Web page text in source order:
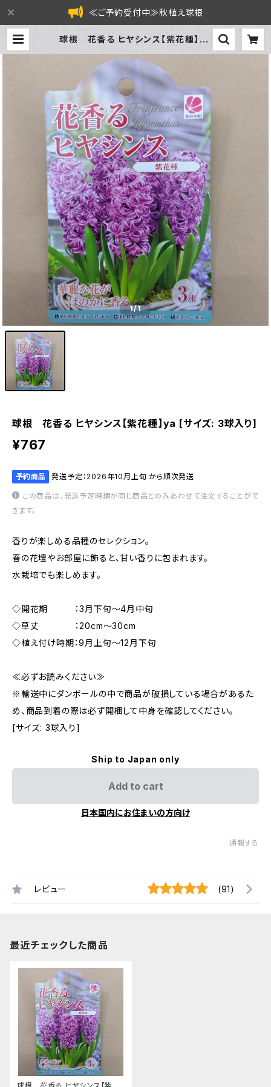
≪ご予約受付中≫秋植え球根
球根 花香る ヒヤシンス【紫花種】ya
泉 オンラインショップ
1/1
球根 花香る ヒヤシンス【紫花種】ya [サイズ: 3球入り]
¥767
予約商品 発送予定：2026年10月上旬 から順次発送
この商品は、発送予定時期が同じ商品とのみあわせて注文することがで
きます。
香りが楽しめる品種のセレクション。
春の花壇やお部屋に飾ると、甘い香りに包まれます。
水栽培でも楽しめます。
◇開花期 ：3月下旬～4月中旬
◇草丈 ：20cm～30cm
◇植え付け時期：9月上旬～12月下旬
≪必ずお読みください≫
※輸送中にダンボールの中で商品が破損している場合があるた
め、商品到着の際は必ず開梱して中身を確認してください。
[サイズ: 3球入り]
Ship to Japan only
Add to cart
日本国内にお住まいの方向け
通報する
レビュー (91)
最近チェックした商品